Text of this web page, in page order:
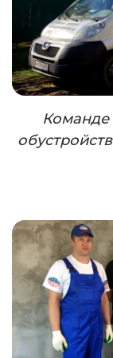
Команде